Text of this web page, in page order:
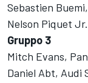
Sebastien
Nelson Piquet
Gruppo 3
Mitch Evans,
Daniel Abt, Audi